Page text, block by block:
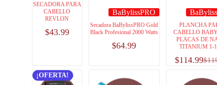
SECADORA PARA
CABELLO
REVLON
$43.99
BaBylissPRO
Secadora BaBylissPRO Gold
Black Profesional 2000 Watts
$64.99
PLANCHA
CABELLO
PLACAS DE
TITANIUM 1-
$
$114.99
¡OFERTA!